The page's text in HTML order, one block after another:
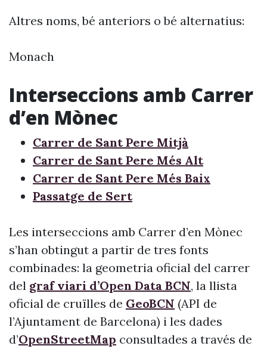
Altres noms, bé anteriors o bé alternatius:
Monach
Interseccions amb Carrer
d’en Mònec
Carrer de Sant Pere Mitjà
Carrer de Sant Pere Més Alt
Carrer de Sant Pere Més Baix
Passatge de Sert
Les interseccions amb Carrer d’en Mònec
s’han obtingut a partir de tres fonts
combinades: la geometria oficial del carrer
del graf viari d’Open Data BCN, la llista
oficial de cruïlles de GeoBCN (API de
l’Ajuntament de Barcelona) i les dades
d’OpenStreetMap consultades a través de